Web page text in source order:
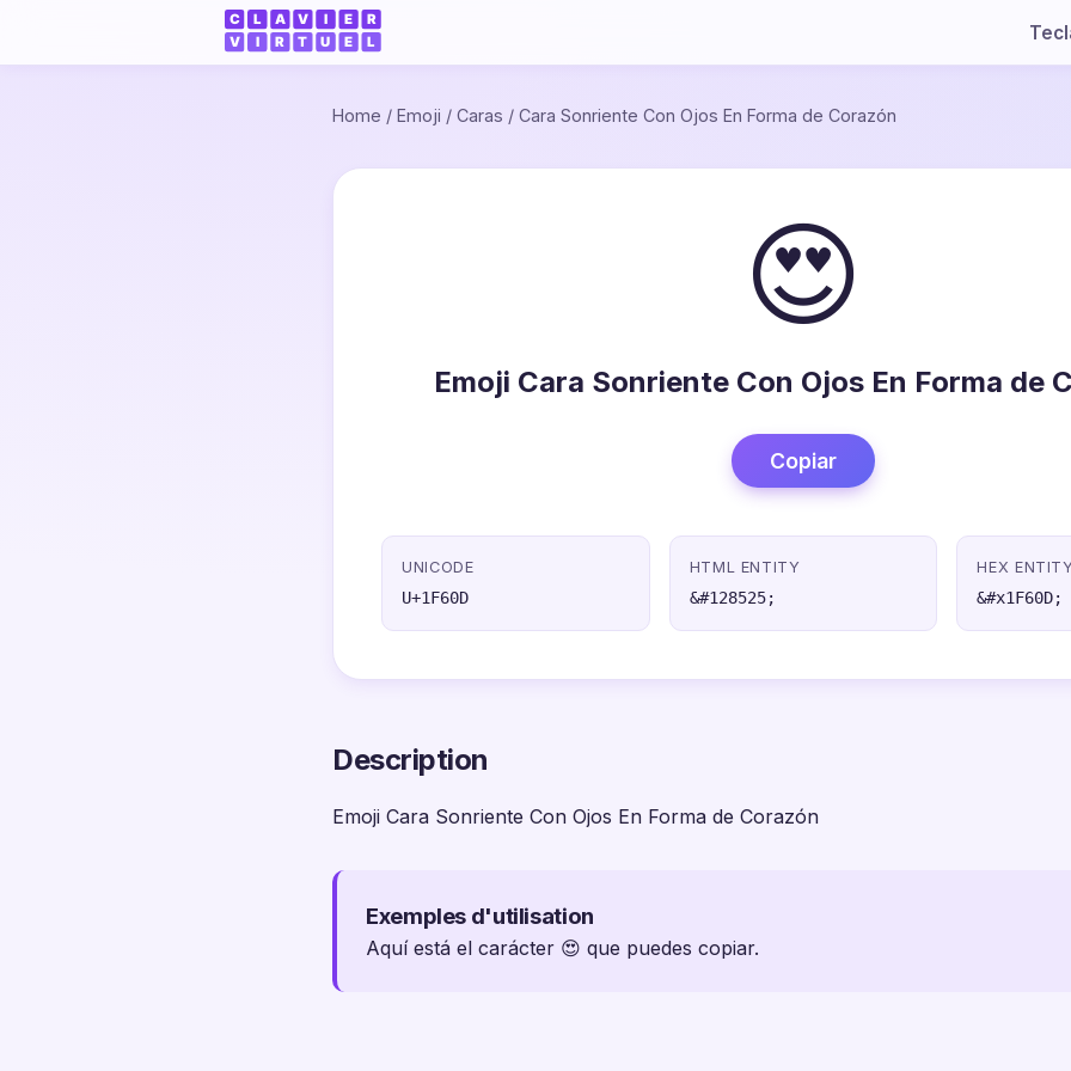
Home / Emoji / Caras / Cara Sonriente Con Ojos En Forma de Corazón
😍
Emoji Cara Sonriente Con Ojos En Forma de
Copiar
UNICODE
U+1F60D
HTML ENTITY
&#128525;
HEX
&#x1F60D;
Description
Emoji Cara Sonriente Con Ojos En Forma de Corazón
Exemples d'utilisation
Aquí está el carácter 😍 que puedes copiar.